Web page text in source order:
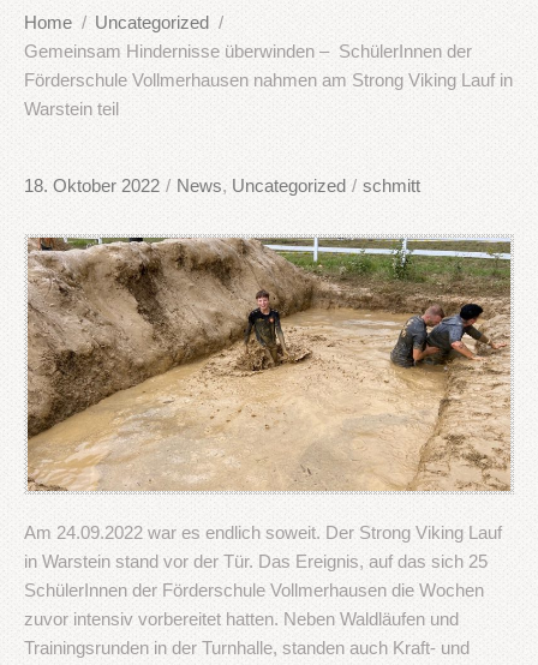
Home
Uncategorized
Gemeinsam Hindernisse überwinden – SchülerInnen der
Förderschule Vollmerhausen nahmen am Strong Viking Lauf in
Warstein teil
18. Oktober 2022 / News, Uncategorized / schmitt
Am 24.09.2022 war es endlich soweit. Der Strong Viking Lauf
in Warstein stand vor der Tür. Das Ereignis, auf das sich 25
SchülerInnen der Förderschule Vollmerhausen die Wochen
zuvor intensiv vorbereitet hatten. Neben Waldläufen und
Trainingsrunden in der Turnhalle, standen auch Kraft- und